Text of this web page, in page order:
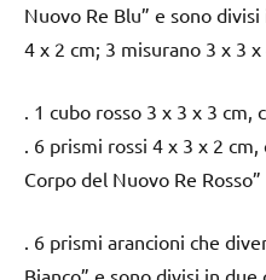
Nuovo Re Blu” e sono
4 x 2 cm; 3 misurano 3 x 3 x
. 1 cubo rosso 3 x 3 x 3
. 6 prismi rossi 4 x 3 x 2
Corpo del Nuovo Re Rosso”
. 6 prismi arancioni che
Bianco” e sono divisi in